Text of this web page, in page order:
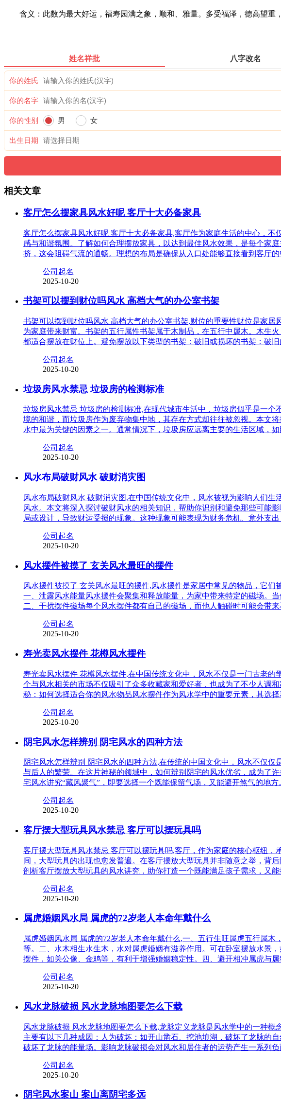
含义：此数为最大好运，福寿园满之象，顺和、雅量。多受福泽，德高望重
姓名祥批 八字改名
你的姓氏
你的名字
你的性别 男 女
出生日期
相关文章
客厅怎么摆家具风水好呢 客厅十大必备家具
客厅怎么摆家具风水好呢 客厅十大必备家具,客厅作为家庭生活的中心，
感与和谐氛围。了解如何合理摆放家具，以达到最佳风水效果，是每个家
挤，这会阻碍气流的通畅。理想的布局是确保从入口处能够直接看到客厅
公司起名
2025-10-20
书架可以摆到财位吗风水 高档大气的办公室书架
书架可以摆到财位吗风水 高档大气的办公室书架,财位的重要性财位是家
为家庭带来财富。书架的五行属性书架属于木制品，在五行中属木。木生
都适合摆放在财位上。避免摆放以下类型的书架：破旧或损坏的书架：破
公司起名
2025-10-20
垃圾房风水禁忌 垃圾房的检测标准
垃圾房风水禁忌 垃圾房的检测标准,在现代城市生活中，垃圾房似乎是一
境的和谐，而垃圾房作为废弃物集中地，其存在方式却往往被忽视。本文
水中最为关键的因素之一。通常情况下，垃圾房应远离主要的生活区域，
公司起名
2025-10-20
风水布局破财风水 破财消灾图
风水布局破财风水 破财消灾图,在中国传统文化中，风水被视为影响人们
风水。本文将深入探讨破财风水的相关知识，帮助你识别和避免那些可能
局或设计，导致财运受损的现象。这种现象可能表现为财务危机、意外支
公司起名
2025-10-20
风水摆件被摸了 玄关风水最旺的摆件
风水摆件被摸了 玄关风水最旺的摆件,风水摆件是家居中常见的物品，它
一、泄露风水能量风水摆件会聚集和释放能量，为家中带来特定的磁场。
二、干扰摆件磁场每个风水摆件都有自己的磁场，而他人触碰时可能会带
公司起名
2025-10-20
寿光卖风水摆件 花樽风水摆件
寿光卖风水摆件 花樽风水摆件,在中国传统文化中，风水不仅是一门古老
个与风水相关的市场不仅吸引了众多收藏家和爱好者，也成为了不少人调
秘：如何选择适合你的风水物品风水摆件作为风水学中的重要元素，其选
公司起名
2025-10-20
阴宅风水怎样辨别 阴宅风水的四种方法
阴宅风水怎样辨别 阴宅风水的四种方法,在传统的中国文化中，风水不仅
与后人的繁荣。在这片神秘的领域中，如何辨别阴宅的风水优劣，成为了
宅风水讲究“藏风聚气”，即要选择一个既能保留气场，又能避开煞气的地
公司起名
2025-10-20
客厅摆大型玩具风水禁忌 客厅可以摆玩具吗
客厅摆大型玩具风水禁忌 客厅可以摆玩具吗,客厅，作为家庭的核心枢纽
间，大型玩具的出现也愈发普遍。在客厅摆放大型玩具并非随意之举，背
剖析客厅摆放大型玩具的风水讲究，助你打造一个既能满足孩子需求，又
公司起名
2025-10-20
属虎婚姻风水局 属虎的72岁老人本命年戴什么
属虎婚姻风水局 属虎的72岁老人本命年戴什么,一、五行生旺属虎五行属
等。二、水木相生水生木，水对属虎婚姻有滋养作用。可在卧室摆放水景
摆件，如关公像、金鸡等，有利于增强婚姻稳定性。四、避开相冲属虎与
公司起名
2025-10-20
风水龙脉破损 风水龙脉地图要怎么下载
风水龙脉破损 风水龙脉地图要怎么下载,龙脉定义龙脉是风水学中的一种
主要有以下几种成因：人为破坏：如开山凿石、挖池填湖，破坏了龙脉的
破坏了龙脉的能量场。影响龙脉破损会对风水和居住者的运势产生一系列
公司起名
2025-10-20
阴宅风水案山 案山离阴宅多远